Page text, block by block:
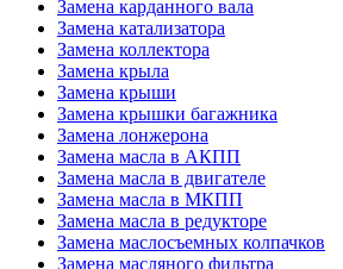
Замена карданного вала
Замена катализатора
Замена коллектора
Замена крыла
Замена крыши
Замена крышки багажника
Замена лонжерона
Замена масла в АКПП
Замена масла в двигателе
Замена масла в МКПП
Замена масла в редукторе
Замена маслосъемных колпачков
Замена масляного фильтра